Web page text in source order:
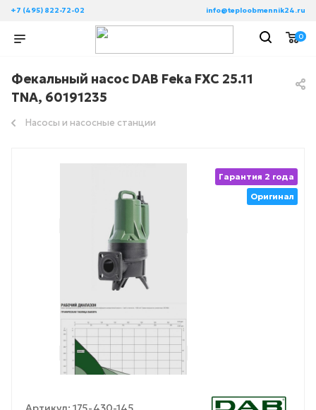
+7 (495) 822-72-02 info@teploobmennik24.ru
0
Фекальный насос DAB Feka FXC 25.11
TNA, 60191235
Насосы и насосные станции
Гарантия 2 года
Оригинал